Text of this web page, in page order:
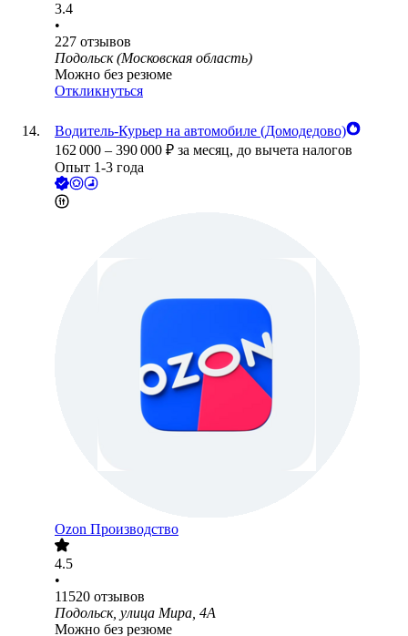
3.4
•
227 отзывов
Подольск (Московская область)
Можно без резюме
Откликнуться
Водитель-Курьер на автомобиле (Домодедово)
162 000 – 390 000 ₽ за месяц, до вычета налогов
Опыт 1-3 года
Ozon Производство
4.5
•
11520 отзывов
Подольск, улица Мира, 4А
Можно без резюме